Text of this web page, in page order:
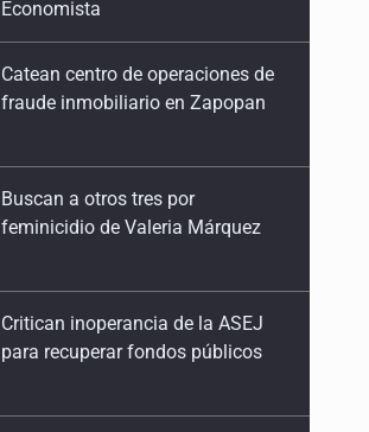
Buscan a otros tres por
feminicidio de Valeria Márquez
Critican inoperancia de la ASEJ
para recuperar fondos públicos
Vecinos de Mirador de San Isidro
denuncian tala; IJALVI lo niega